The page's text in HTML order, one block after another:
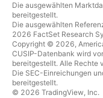
Die ausgewählten
bereitgestellt.
Die ausgewählten
2026 FactSet Research
Copyright © 2026,
CUSIP-Datenbank wird
bereitgestellt. Alle Rechte
Die SEC-Einreichungen
bereitgestellt.
© 2026 TradingView, Inc.